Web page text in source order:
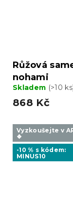
Růžová
nohami
Skladem (>10
868 Kč
Vyzkoušejte v
❖
-10 % s kódem:
MINUS10